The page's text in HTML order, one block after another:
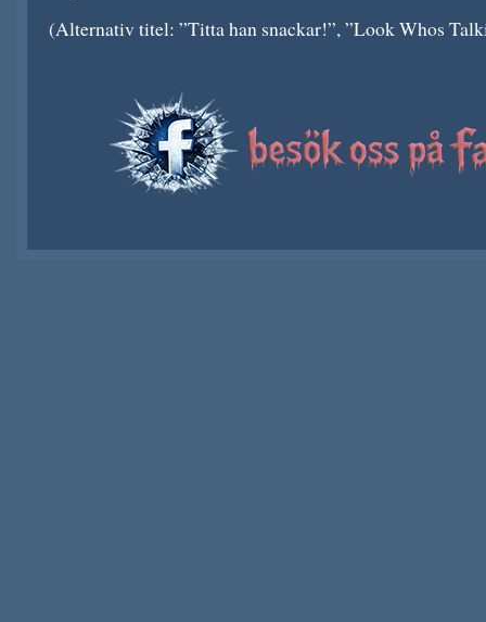
(Alternativ titel: ”Titta han snackar!”, ”Look Whos